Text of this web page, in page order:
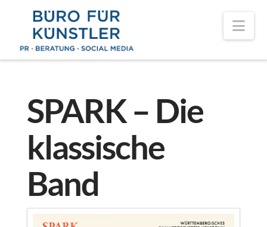
SPARK – Die
klassische
Band